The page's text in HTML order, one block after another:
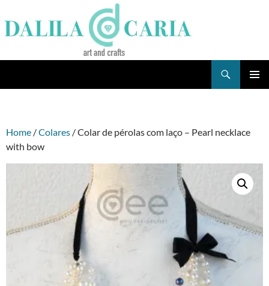
to
content
Home /Colares / Colar de pérolas com laço – Pearl necklace
with bow